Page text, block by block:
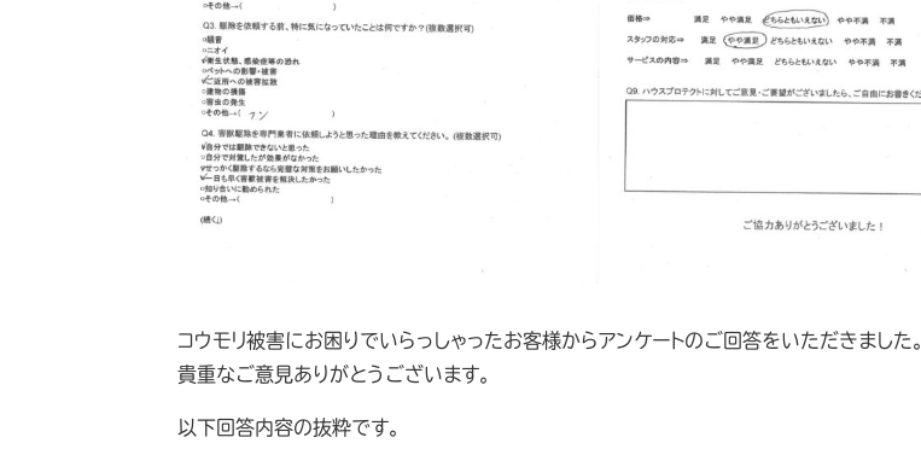
コウモリ被害にお困りでいらっしゃったお客様からアンケートのご回答をいただきました。
貴重なご意見ありがとうございます。
以下回答内容の抜粋です。